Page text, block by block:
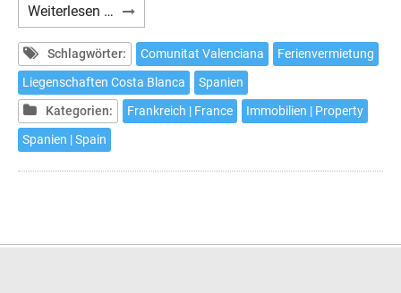
Weiterlesen … Avez-
vous
prévu
de
louer
à
plusieurs
Schlagwörter: Comunitat Valenciana
Ferienvermietung
Liegenschaften Costa Blanca
Spanien
Kategorien:
Frankreich | France
Immobilien | Property
Spanien | Spain